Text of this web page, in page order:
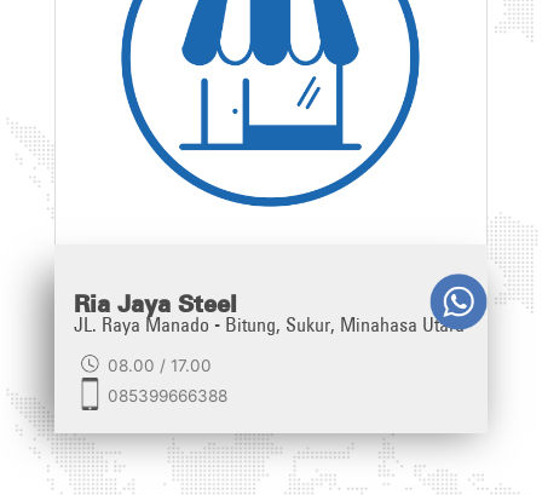
Ria Jaya Steel
JL. Raya Manado - Bitung, Sukur, Minahasa Utara
08.00 / 17.00
085399666388